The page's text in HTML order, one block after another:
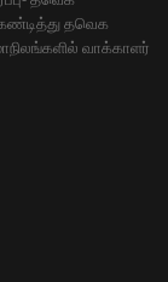
தவெக
வாக்காளர்